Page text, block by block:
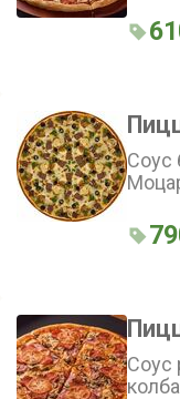
Соус
Соус